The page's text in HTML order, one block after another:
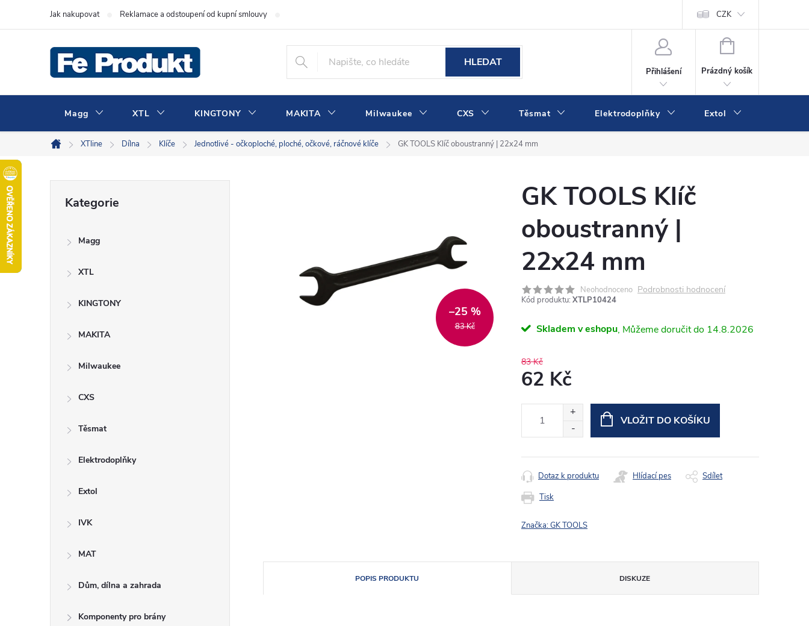
Jak nakupovat Reklamace a odstoupení od kupní smlouvy Kontakty
CZK
HLEDAT
Přihlášení
NÁKUPNÍ
Prázdný košík
Magg XTL KINGTONY MAKITA Milwaukee CXS Těsmat Elektrodoplňky Extol
Domů
XTline Dílna Klíče Jednotlivé - očkoploché, ploché, očkové, ráčnové klíče GK TOOLS Klíč oboustranný | 22x24 mm
kategorie
Kategorie
Magg
XTL
KINGTONY
MAKITA
Milwaukee
CXS
Těsmat
Elektrodoplňky
Extol
IVK
MAT
Dům, dílna a zahrada
Komponenty pro brány
83 Kč
–25 %
GK TOOLS Klíč
oboustranný |
22x24 mm
Neohodnoceno Podrobnosti hodnocení
Kód produktu: XTLP10424
Skladem v eshopu 14.8.2026
83 Kč
62 Kč
VLOŽIT DO KOŠÍKU
Tisk
Dotaz k produktu Hlídací pes Sdílet
Značka:GK TOOLS
POPIS PRODUKTU DISKUZE